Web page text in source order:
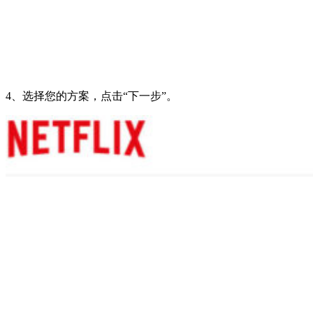
4、选择您的方案，点击“下一步”。